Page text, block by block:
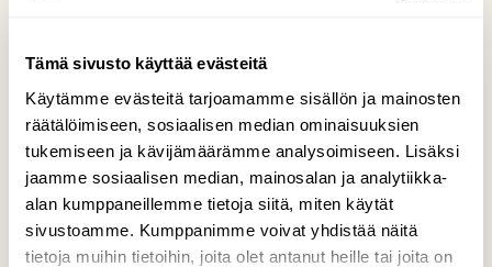
Tämä sivusto käyttää evästeitä
Käytämme evästeitä tarjoamamme sisällön ja mainosten
räätälöimiseen, sosiaalisen median ominaisuuksien
tukemiseen ja kävijämäärämme analysoimiseen. Lisäksi
jaamme sosiaalisen median, mainosalan ja analytiikka-
alan kumppaneillemme tietoja siitä, miten käytät
sivustoamme. Kumppanimme voivat yhdistää näitä
tietoja muihin tietoihin, joita olet antanut heille tai joita on